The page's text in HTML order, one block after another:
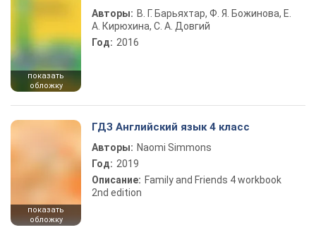
показать
обложку
Авторы: В. Г. Барьяхтар, Ф. Я. Божинова, Е.
А. Кирюхина, С. А. Довгий
Год: 2016
показать
обложку
ГДЗ Английский язык 4 класс
Авторы: Naomi Simmons
Год: 2019
Описание: Family and Friends 4 workbook
2nd edition